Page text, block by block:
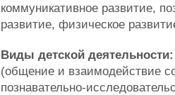
коммуникативное развитие,
развитие, физическое
Виды детской деятельности:
(общение и взаимодействие
познавательно-